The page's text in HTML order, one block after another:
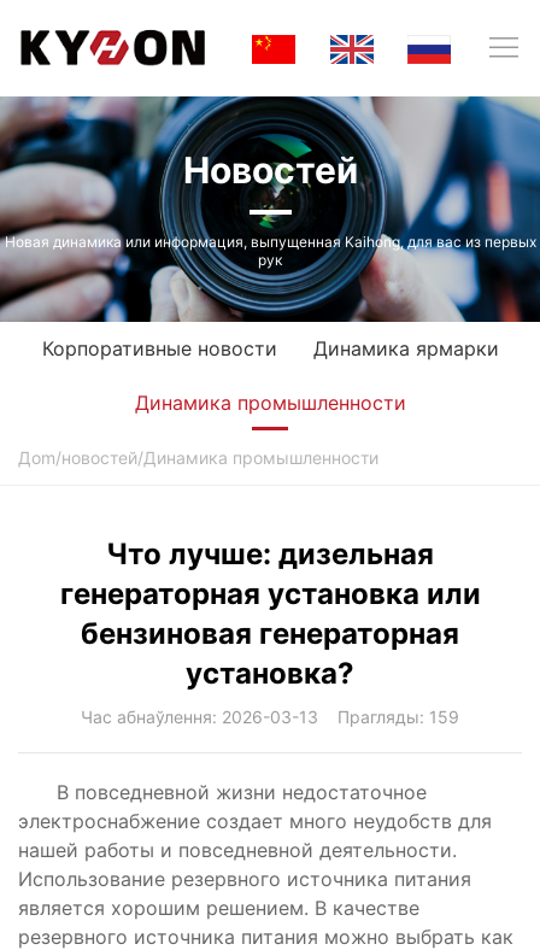
Новостей
Новая динамика или информация, выпущенная Kaihong, для вас из первых
рук
Корпоративные новости Динамика ярмарки
Динамика промышленности
Дom/новостей/Динамика промышленности
Что лучше: дизельная
генераторная установка или
бензиновая генераторная
установка?
Час абнаўлення: 2026-03-13 Прагляды: 159
В повседневной жизни недостаточное
электроснабжение создает много неудобств для
нашей работы и повседневной деятельности.
Использование резервного источника питания
является хорошим решением. В качестве
резервного источника питания можно выбрать как